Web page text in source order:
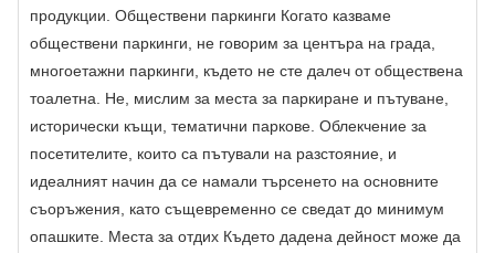
продукции. Обществени паркинги Когато казваме
обществени паркинги, не говорим за центъра на града,
многоетажни паркинги, където не сте далеч от обществена
тоалетна. Не, мислим за места за паркиране и пътуване,
исторически къщи, тематични паркове. Облекчение за
посетителите, които са пътували на разстояние, и
идеалният начин да се намали търсенето на основните
съоръжения, като същевременно се сведат до минимум
опашките. Места за отдих Където дадена дейност може да